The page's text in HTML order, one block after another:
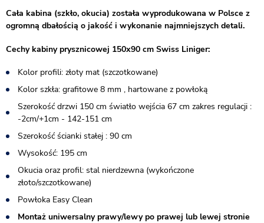
Cała kabina (szkło, okucia) została wyprodukowana w Polsce z
ogromną dbałością o jakość i wykonanie najmniejszych detali.
Cechy kabiny prysznicowej 150x90 cm Swiss Liniger:
Kolor profili: złoty mat (szczotkowane)
Kolor szkła: grafitowe 8 mm , hartowane z powłoką
Szerokość drzwi 150 cm światło wejścia 67 cm zakres regulacji :
-2cm/+1cm - 142-151 cm
Szerokość ścianki stałej : 90 cm
Wysokość: 195 cm
Okucia oraz profil: stal nierdzewna (wykończone
złoto/szczotkowane)
Powłoka Easy Clean
Montaż uniwersalny prawy/lewy po prawej lub lewej stronie